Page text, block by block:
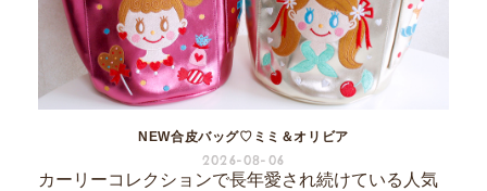
NEW合皮バッグ♡ミミ＆オリビア
2026-08-06
カーリーコレクションで長年愛され続けている人気